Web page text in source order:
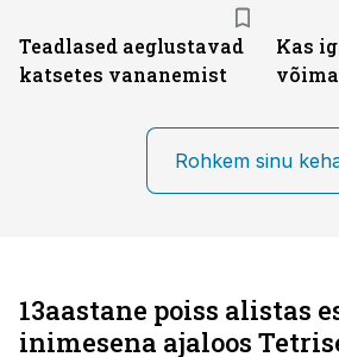
Teadlased aeglustavad
katsetes vananemist
Kas
Rohkem sinu
13aastane poiss alistas
inimesena ajaloos